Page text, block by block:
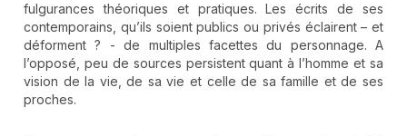
fulgurances théoriques et pratiques. Les écrits de ses
contemporains, qu’ils soient publics ou privés éclairent – et
déforment ? - de multiples facettes du personnage. A
l’opposé, peu de sources persistent quant à l’homme et sa
vision de la vie, de sa vie et celle de sa famille et de ses
proches.